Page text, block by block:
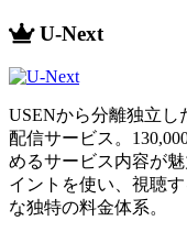
U-Next
USENから分離独立
配信サービス。
めるサービス内容が
イントを使い、視聴
な独特の料金体系。